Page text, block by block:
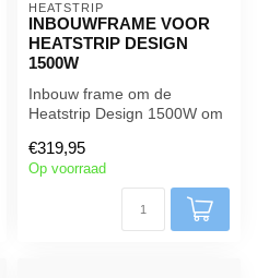
HEATSTRIP
INBOUWFRAME VOOR
HEATSTRIP DESIGN
1500W
Inbouw frame om de
Heatstrip Design 1500W om
€319,95
Op voorraad